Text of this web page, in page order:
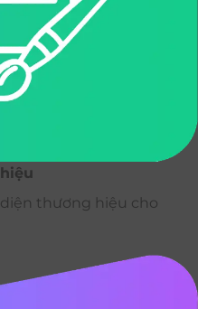
thương hiệu cho